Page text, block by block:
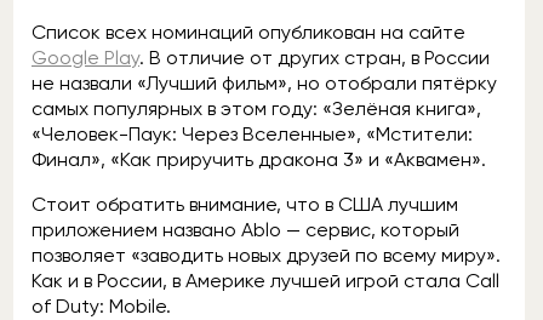
Список всех номинаций опубликован на сайте
Google Play. В отличие от других стран, в России
не назвали «Лучший фильм», но отобрали пятёрку
самых популярных в этом году: «Зелёная книга»,
«Человек-Паук: Через Вселенные», «Мстители:
Финал», «Как приручить дракона 3» и «Аквамен».
Стоит обратить внимание, что в США лучшим
приложением названо Ablo — сервис, который
позволяет «заводить новых друзей по всему миру».
Как и в России, в Америке лучшей игрой стала Call
of Duty: Mobile.